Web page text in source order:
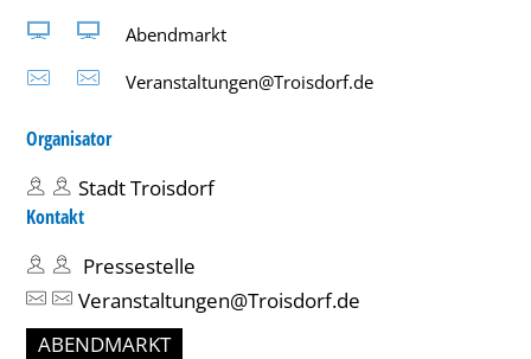
Abendmarkt
Veranstaltungen@Troisdorf.de
Organisator
Stadt Troisdorf
Kontakt
Pressestelle
Veranstaltungen@Troisdorf.de
ABENDMARKT